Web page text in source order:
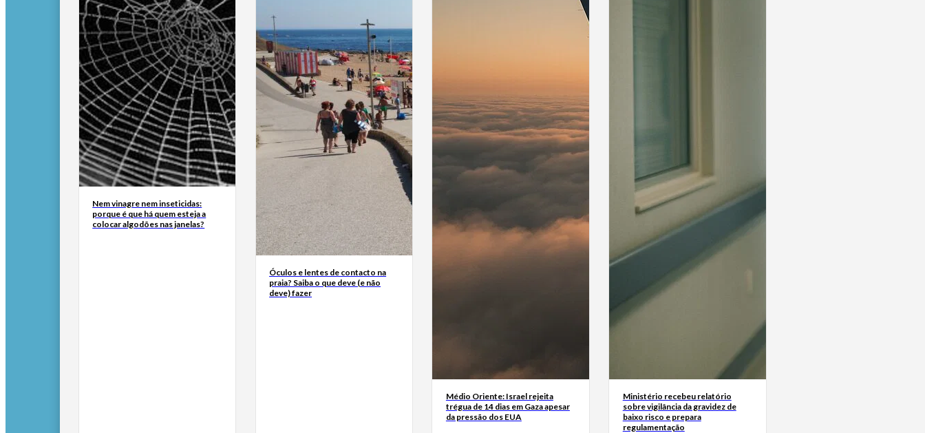
Nem vinagre nem inseticidas:
porque é que há quem esteja a
colocar algodões nas janelas?
Óculos e lentes de contacto na
praia? Saiba o que deve (e não
deve) fazer
Médio Oriente: Israel rejeita
trégua de 14 dias em Gaza apesar
da pressão dos EUA
Ministério recebeu relatório
sobre vigilância da gravidez de
baixo risco e prepara
regulamentação